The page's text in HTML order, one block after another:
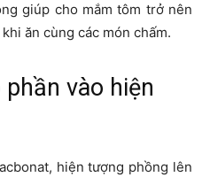
giúp cho mắm tôm trở nên
ăn cùng các món chấm.
vào hiện
hiện tượng phồng lên